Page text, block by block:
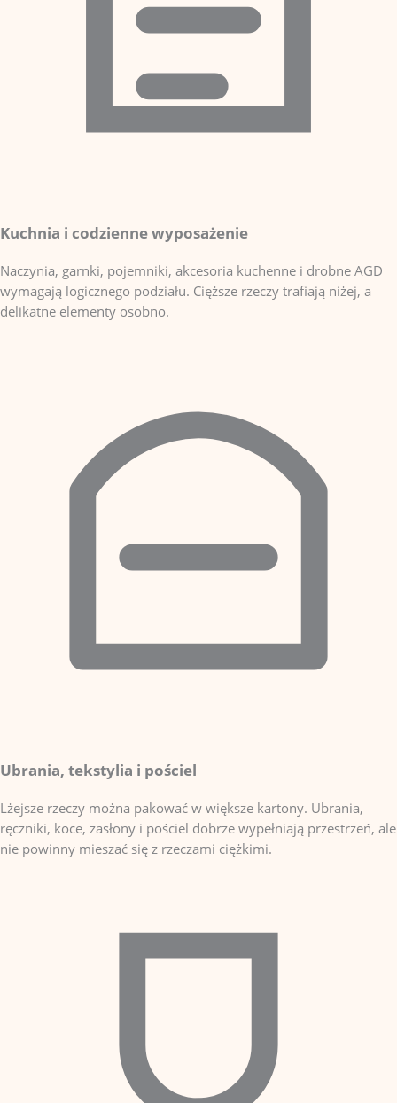
Kuchnia i codzienne wyposażenie
Naczynia, garnki, pojemniki, akcesoria kuchenne i drobne AGD
wymagają logicznego podziału. Cięższe rzeczy trafiają niżej, a
delikatne elementy osobno.
Ubrania, tekstylia i pościel
Lżejsze rzeczy można pakować w większe kartony. Ubrania,
ręczniki, koce, zasłony i pościel dobrze wypełniają przestrzeń, ale
nie powinny mieszać się z rzeczami ciężkimi.